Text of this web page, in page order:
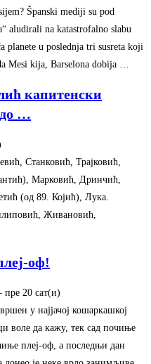
Španski mediji su pod
aludirali na katastrofalno slabu
planete u poslednja tri susreta koji
Mesi kija, Barselona dobija …
капитенски
…
Станковић, Трајковић,
Марковић, Дринчић,
(од 89. Којић), Лука.
Живановић,
оф!
‎пре 20 сат(и)‎
у најјачој кошаркашкој
воле да кажу, тек сад почиње
плеј-оф, а последњи дан